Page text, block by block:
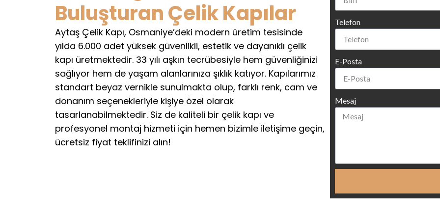
Buluşturan Çelik Kapılar
Aytaş Çelik Kapı, Osmaniye’deki modern üretim tesisinde
yılda 6.000 adet yüksek güvenlikli, estetik ve dayanıklı çelik
kapı üretmektedir. 33 yılı aşkın tecrübesiyle hem güvenliğinizi
sağlıyor hem de yaşam alanlarınıza şıklık katıyor. Kapılarımız
standart beyaz vernikle sunulmakta olup, farklı renk, cam ve
donanım seçenekleriyle kişiye özel olarak
tasarlanabilmektedir. Siz de kaliteli bir çelik kapı ve
profesyonel montaj hizmeti için hemen bizimle iletişime geçin,
ücretsiz fiyat teklifinizi alın!
Telefon
E-Posta
Mesaj